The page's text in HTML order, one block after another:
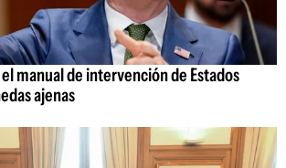
manual de intervención de Estados
ajenas